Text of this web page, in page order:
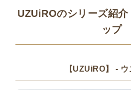
UZUiROのシリーズ紹
ップ
【UZUiRO】 -